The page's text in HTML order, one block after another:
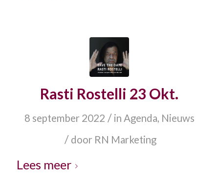
Rasti Rostelli 23 Okt.
8 september 2022 / in Agenda, Nieuws
/ door RN Marketing
Lees meer